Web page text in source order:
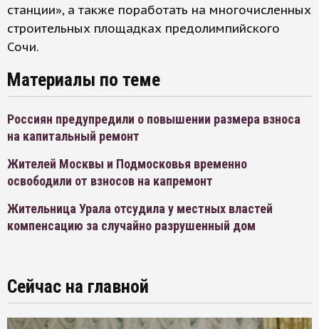
станции», а также поработать на многочисленных
строительных площадках предолимпийского
Сочи.
Материалы по теме
Россиян предупредили о повышении размера взноса
на капитальный ремонт
Жителей Москвы и Подмосковья временно
освободили от взносов на капремонт
Жительница Урала отсудила у местных властей
компенсацию за случайно разрушенный дом
Сейчас на главной